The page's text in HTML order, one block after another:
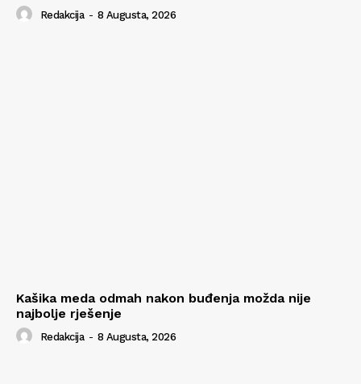
Redakcija - 8 Augusta, 2026
Kašika meda odmah nakon buđenja možda nije
najbolje rješenje
Redakcija - 8 Augusta, 2026